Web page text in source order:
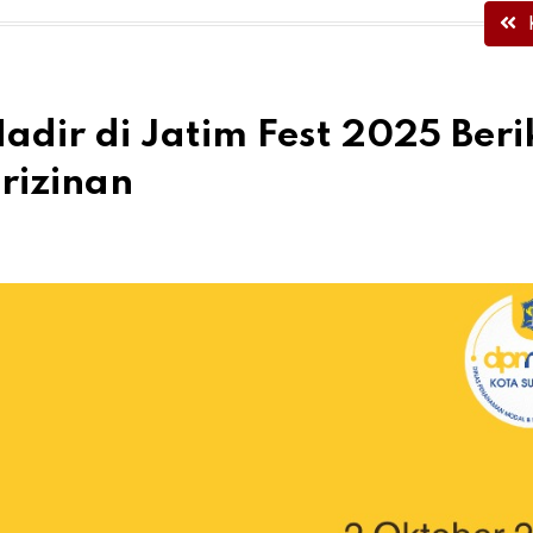
di Jatim Fest 2025